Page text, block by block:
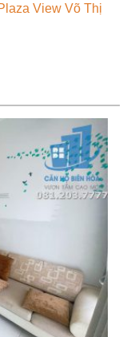
View Võ Thị